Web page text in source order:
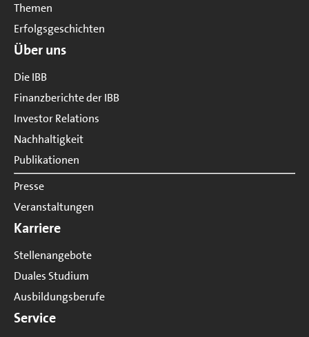
Themen
Erfolgsgeschichten
Über uns
Die IBB
Finanzberichte der IBB
Investor Relations
Nachhaltigkeit
Publikationen
Presse
Veranstaltungen
Karriere
Stellenangebote
Duales Studium
Ausbildungsberufe
Service